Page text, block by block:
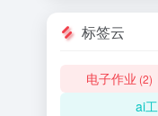
标签云
电子作业 (2)
ai